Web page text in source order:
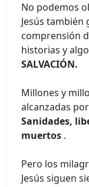
No podemos
Jesús
comprensión
historias y
SALVACIÓN.
Millones y
alcanzadas
Sanidades,
muertos .
Pero los
Jesús siguen